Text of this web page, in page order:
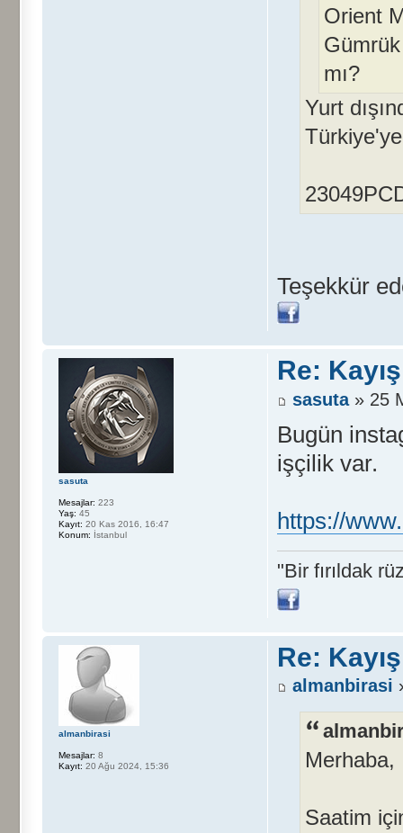
Orient
Gümrük
mı?
Yurt
Teşekkür
Re:
sasuta» 25
Bugün
işçilik var.
https://
"Bir fırıldak
sasuta
Mesajlar: 223
Yaş: 45
Kayıt: 20 Kas 2016, 16:47
Konum: İstanbul
Re:
almanbirasi
Merhaba,
Saatim
almanbirasi
Mesajlar: 8
Kayıt: 20 Ağu 2024, 15:36